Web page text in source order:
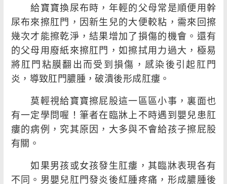
給寶寶換尿布時，年輕的父母常是順便用幹
尿布來擦肛門，因新生兒的大便較粘，需來回擦
幾次才能擦乾淨，結果增加了損傷的機會。還有
的父母用廢紙來擦肛門，如擦拭用力過大，極易
將肛門粘膜翻出而受到損傷，感染後引起肛門
炎，導致肛門膿腫，破潰後形成肛瘻。
莫輕視給寶寶擦屁股這一區區小事，裏面也
有一定學問喔！筆者在臨牀上不時遇到嬰兒患肛
瘻的病例，究其原因，大多與不會給孩子擦屁股
有關。
如果男孩或女孩發生肛瘻，其臨牀表現各有
不同。男嬰兒肛門發炎後紅腫疼痛，形成膿腫後